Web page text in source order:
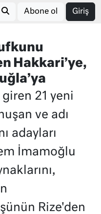
Abone ol Giriş
Hakkari’ye,
21 yeni
ve adı
adayları
İmamoğlu
Rize'den